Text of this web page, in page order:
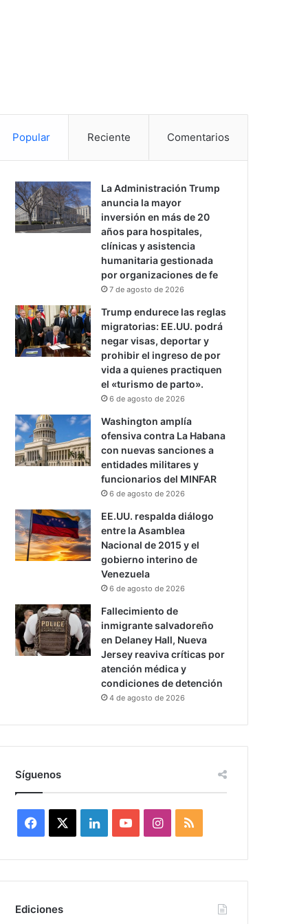
Popular Reciente Comentarios
La Administración Trump
anuncia la mayor
inversión en más de 20
años para hospitales,
clínicas y asistencia
humanitaria gestionada
por organizaciones de fe
7 de agosto de 2026
Trump endurece las reglas
migratorias: EE.UU. podrá
negar visas, deportar y
prohibir el ingreso de por
vida a quienes practiquen
el «turismo de parto».
6 de agosto de 2026
Washington amplía
ofensiva contra La Habana
con nuevas sanciones a
entidades militares y
funcionarios del MINFAR
6 de agosto de 2026
EE.UU. respalda diálogo
entre la Asamblea
Nacional de 2015 y el
gobierno interino de
Venezuela
6 de agosto de 2026
Fallecimiento de
inmigrante salvadoreño
en Delaney Hall, Nueva
Jersey reaviva críticas por
atención médica y
condiciones de detención
4 de agosto de 2026
Síguenos
c
e
L
n
u
I
s
S
Ediciones